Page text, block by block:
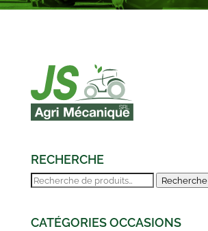
RECHERCHE
Recherche
Recherche
CATÉGORIES OCCASIONS